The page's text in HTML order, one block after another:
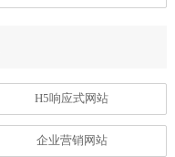
H5响应式网站
企业营销网站